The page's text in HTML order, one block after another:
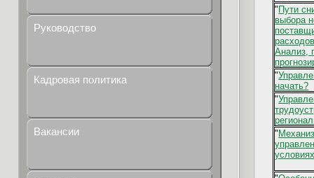
Руководство
Кадровая политика
Вакансии
"Пути
выбора
Анализ,
"
начать?
"
"